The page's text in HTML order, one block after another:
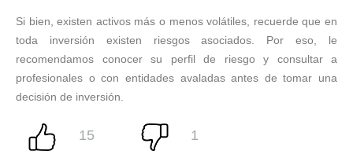
Si bien, existen activos más o menos volátiles, recuerde que en
toda inversión existen riesgos asociados. Por eso, le
recomendamos conocer su perfil de riesgo y consultar a
profesionales o con entidades avaladas antes de tomar una
decisión de inversión.